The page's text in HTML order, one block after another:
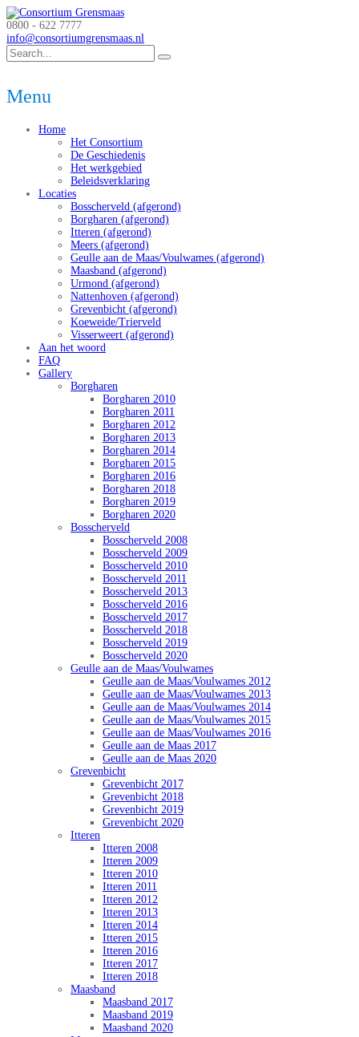
0800 - 622 7777
info@consortiumgrensmaas.nl
Menu
Home
Het Consortium
De Geschiedenis
Het werkgebied
Beleidsverklaring
Locaties
Bosscherveld (afgerond)
Borgharen (afgerond)
Itteren (afgerond)
Meers (afgerond)
Geulle aan de Maas/Voulwames (afgerond)
Maasband (afgerond)
Urmond (afgerond)
Nattenhoven (afgerond)
Grevenbicht (afgerond)
Koeweide/Trierveld
Visserweert (afgerond)
Aan het woord
FAQ
Gallery
Borgharen
Borgharen 2010
Borgharen 2011
Borgharen 2012
Borgharen 2013
Borgharen 2014
Borgharen 2015
Borgharen 2016
Borgharen 2018
Borgharen 2019
Borgharen 2020
Bosscherveld
Bosscherveld 2008
Bosscherveld 2009
Bosscherveld 2010
Bosscherveld 2011
Bosscherveld 2013
Bosscherveld 2016
Bosscherveld 2017
Bosscherveld 2018
Bosscherveld 2019
Bosscherveld 2020
Geulle aan de Maas/Voulwames
Geulle aan de Maas/Voulwames 2012
Geulle aan de Maas/Voulwames 2013
Geulle aan de Maas/Voulwames 2014
Geulle aan de Maas/Voulwames 2015
Geulle aan de Maas/Voulwames 2016
Geulle aan de Maas 2017
Geulle aan de Maas 2020
Grevenbicht
Grevenbicht 2017
Grevenbicht 2018
Grevenbicht 2019
Grevenbicht 2020
Itteren
Itteren 2008
Itteren 2009
Itteren 2010
Itteren 2011
Itteren 2012
Itteren 2013
Itteren 2014
Itteren 2015
Itteren 2016
Itteren 2017
Itteren 2018
Maasband
Maasband 2017
Maasband 2019
Maasband 2020